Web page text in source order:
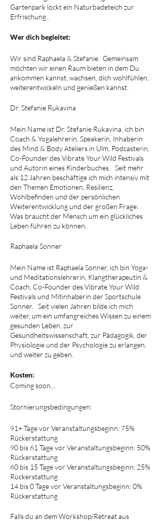
Gartenpark lockt ein Naturbadeteich zur
Erfrischung..
Wer dich begleitet:
Wir sind Raphaela & Stefanie. Gemeinsam
möchten wir einen Raum bieten in dem Du
ankommen kannst, wachsen, dich wohlfühlen,
weiterentwickeln und genießen kannst.
Dr. Stefanie Rukavina
Mein Name ist Dr. Stefanie Rukavina, ich bin
Coach & Yogalehrerin, Speakerin, Inhaberin
des Mind & Body Ateliers in Ulm, Podcasterin,
Co-Founder des Vibrate Your Wild Festivals
und Autorin eines Kinderbuches. Seit mehr
als 12 Jahren beschäftige ich mich intensiv mit
den Themen Emotionen, Resilienz,
Wohlbefinden und der persönlichen
Weiterentwicklung und der großen Frage:
Was braucht der Mensch um ein glückliches
Leben führen zu können.
Raphaela Sonner
Mein Name ist Raphaela Sonner, ich bin Yoga-
und Meditationslehrerin, Klangtherapeutin &
Coach, Co-Founder des Vibrate Your Wild
Festivals und Mitinhaberin der Sportschule
Sonner. Seit vielen Jahren bilde ich mich
weiter, um ein umfangreiches Wissen zu einem
gesunden Leben, zur
Gesundheitswissenschaft, zur Pädagogik, der
Physiologie und der Psychologie zu erlangen,
und weiter zu geben.
Kosten:
Coming soon...
Stornierungsbedingungen:
91+ Tage vor Veranstaltungsbeginn: 75%
Rückerstattung
90 bis 61 Tage vor Veranstaltungsbeginn: 50%
Rückerstattung
60 bis 15 Tage vor Veranstaltungsbeginn: 25%
Rückerstattung
14 bis 0 Tage vor Veranstaltungsbeginn: 0%
Rückerstattung
Falls du an dem Workshop/Retreat aus